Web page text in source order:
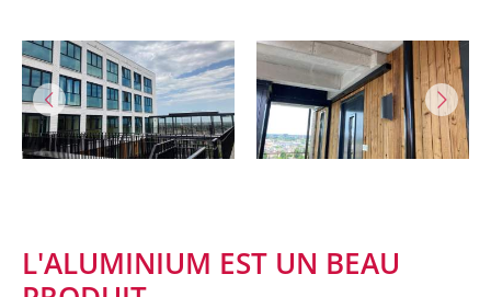
L'ALUMINIUM EST UN BEAU